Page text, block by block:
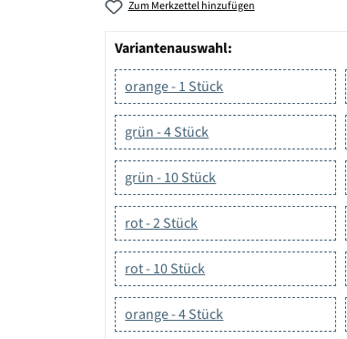
Zum Merkzettel hinzufügen
Variantenauswahl:
orange - 1 Stück
grün - 4 Stück
grün - 10 Stück
rot - 2 Stück
rot - 10 Stück
orange - 4 Stück